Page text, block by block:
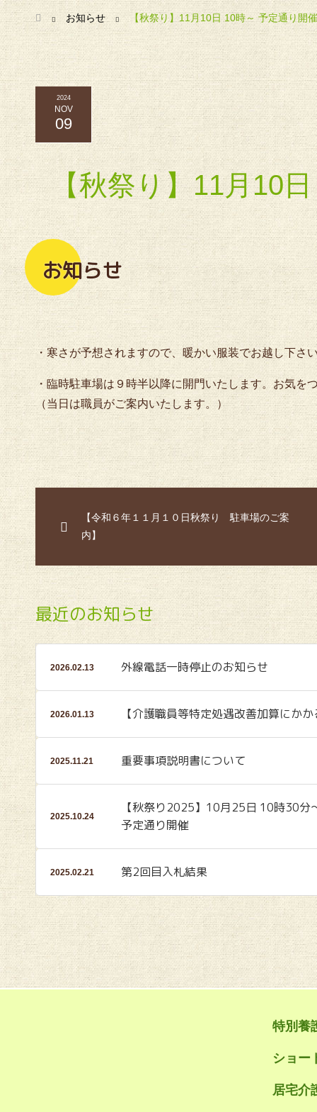
ホームお知らせ 【秋祭り】11月10日 10時～ 予定通り開催
2024
NOV
09
【秋祭り】11月10
お知らせ
・寒さが予想されますので、暖かい服装でお越し下さ
・臨時駐車場は９時半以降に開門いたします。お気を
（当日は職員がご案内いたします。）
【令和６年１１月１０日秋祭り 駐車場のご案
内】
最近のお知らせ
2026.02.13 外線電話一時停止のお知らせ
2026.01.13 【介護職員等特定処遇改善加算にか
2025.11.21 重要事項説明書について
2025.10.24
【秋祭り2025】10月25日 10時30分
予定通り開催
2025.02.21 第2回目入札結果
特別養
ショー
居宅介